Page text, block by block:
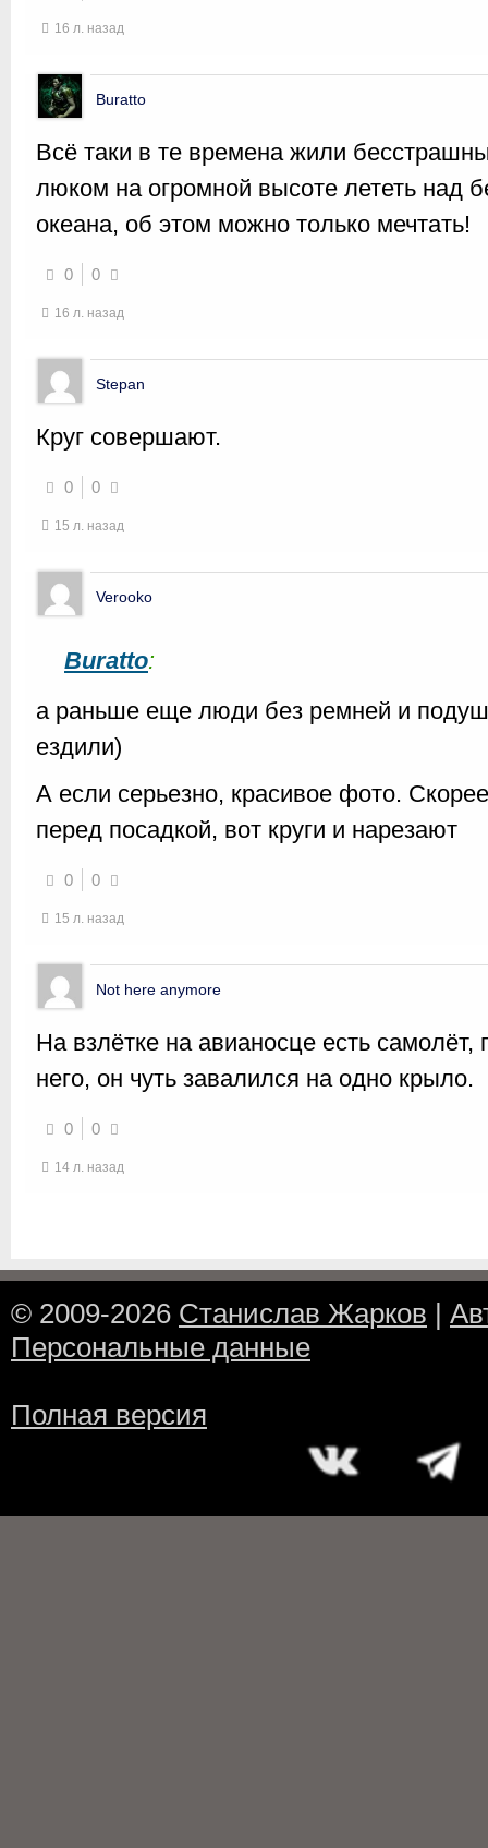
16 л. назад
Buratto
Всё таки в те времена жили
люком на огромной высоте лететь над
океана, об этом можно только мечтать!
0 0
16 л. назад
Stepan
Круг совершают.
0 0
15 л. назад
Verooko
Buratto:
а раньше еще люди без ремней и
ездили)
А если серьезно, красивое фото.
перед посадкой, вот круги и нарезают
0 0
15 л. назад
Not here anymore
На взлётке на авианосце есть самолёт,
него, он чуть завалился на одно крыло.
0 0
14 л. назад
© 2009-2026 Станислав Жарков |
Персональные данные
Полная версия